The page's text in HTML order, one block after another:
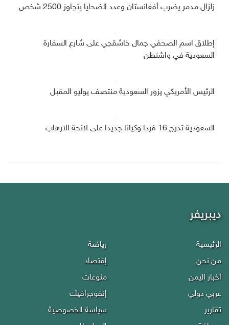
زلزال مدمر يضرب أفغانستان وعدد الضحايا يتجاوز 2500 شخص
إطلاق اسم الصحفي جمال خاشقجي على شارع السفارة
السعودية في واشنطن
الرئيس الأمريكي يزور السعودية منتصف يوليو المقبل
السعودية تدرج 16 فردا وكيانا جديدا على لائحة الارهاب
ديبريفر
الرئيسية
من نحن
أخبار اليمن
عربي دولي
تقارير
رياضة
إقتصاد
منوعات
إنفوجرافيك
سياسة الخصوصية